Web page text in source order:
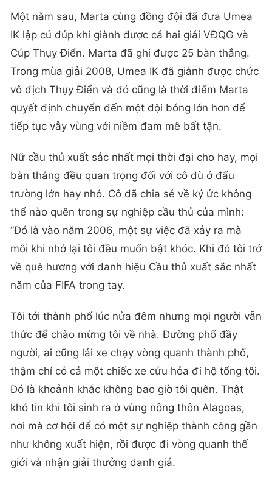
Một năm sau, Marta cùng đồng đội đã đưa Umea
IK lập cú đúp khi giành được cả hai giải VĐQG và
Cúp Thụy Điển. Marta đã ghi được 25 bàn thắng.
Trong mùa giải 2008, Umea IK đã giành được chức
vô địch Thụy Điển và đó cũng là thời điểm Marta
quyết định chuyển đến một đội bóng lớn hơn để
tiếp tục vẫy vùng với niềm đam mê bất tận.
Nữ cầu thủ xuất sắc nhất mọi thời đại cho hay, mọi
bàn thắng đều quan trọng đối với cô dù ở đấu
trường lớn hay nhỏ. Cô đã chia sẻ về ký ức không
thể nào quên trong sự nghiệp cầu thủ của mình:
“Đó là vào năm 2006, một sự việc đã xảy ra mà
mỗi khi nhớ lại tôi đều muốn bật khóc. Khi đó tôi trở
về quê hương với danh hiệu Cầu thủ xuất sắc nhất
năm của FIFA trong tay.
Tôi tới thành phố lúc nửa đêm nhưng mọi người vẫn
thức để chào mừng tôi về nhà. Đường phố đầy
người, ai cũng lái xe chạy vòng quanh thành phố,
thậm chí có cả một chiếc xe cứu hỏa đi hộ tống tôi.
Đó là khoảnh khắc không bao giờ tôi quên. Thật
khó tin khi tôi sinh ra ở vùng nông thôn Alagoas,
nơi mà cơ hội để có một sự nghiệp thành công gần
như không xuất hiện, rồi được đi vòng quanh thế
giới và nhận giải thưởng danh giá.